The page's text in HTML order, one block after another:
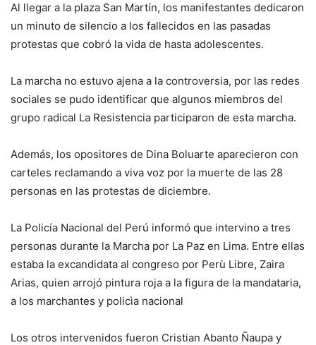
Al llegar a la plaza San Martín, los manifestantes dedicaron
un minuto de silencio a los fallecidos en las pasadas
protestas que cobró la vida de hasta adolescentes.
La marcha no estuvo ajena a la controversia, por las redes
sociales se pudo identificar que algunos miembros del
grupo radical La Resistencia participaron de esta marcha.
Además, los opositores de Dina Boluarte aparecieron con
carteles reclamando a viva voz por la muerte de las 28
personas en las protestas de diciembre.
La Policía Nacional del Perú informó que intervino a tres
personas durante la Marcha por La Paz en Lima. Entre ellas
estaba la excandidata al congreso por Perù Libre, Zaira
Arias, quien arrojó pintura roja a la figura de la mandataria,
a los marchantes y policìa nacional
Los otros intervenidos fueron Cristian Abanto Ñaupa y